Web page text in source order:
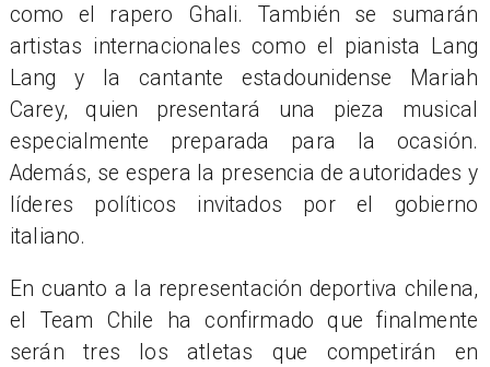
como el rapero Ghali. También se sumarán
artistas internacionales como el pianista Lang
Lang y la cantante estadounidense Mariah
Carey, quien presentará una pieza musical
especialmente preparada para la ocasión.
Además, se espera la presencia de autoridades y
líderes políticos invitados por el gobierno
italiano.
En cuanto a la representación deportiva chilena,
el Team Chile ha confirmado que finalmente
serán tres los atletas que competirán en